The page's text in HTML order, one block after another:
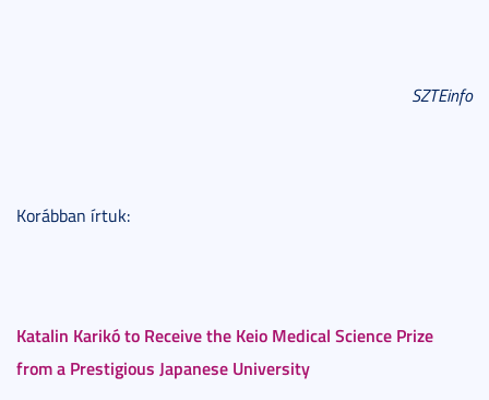
SZTEinfo
Korábban írtuk:
Katalin Karikó to Receive the Keio Medical Science Prize
from a Prestigious Japanese University